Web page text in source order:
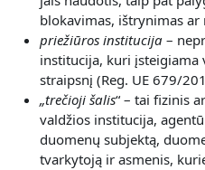
blokavimas, ištrynimas ar
priežiūros institucija –
institucija, kuri įsteigiama
straipsnį (Reg. UE 679/
„trečioji šalis“ – tai fizinis
valdžios institucija,
duomenų subjektą,
tvarkytoją ir asmenis,